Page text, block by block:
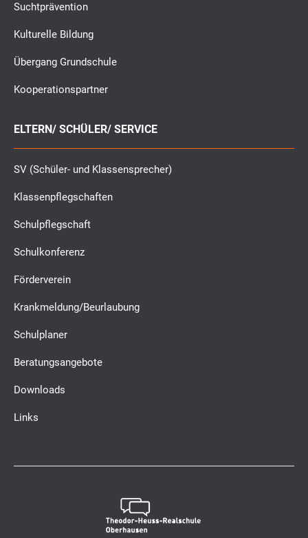
Suchtprävention
Kulturelle Bildung
Übergang Grundschule
Kooperationspartner
ELTERN/ SCHÜLER/ SERVICE
SV (Schüler- und Klassensprecher)
Klassenpflegschaften
Schulpflegschaft
Schulkonferenz
Förderverein
Krankmeldung/Beurlaubung
Schulplaner
Beratungsangebote
Downloads
Links